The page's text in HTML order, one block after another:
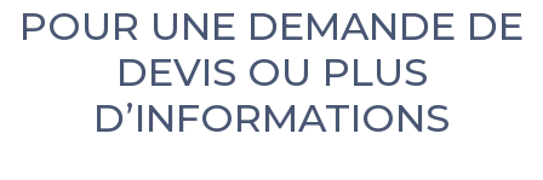
POUR UNE DEMANDE DE
DEVIS OU PLUS
D’INFORMATIONS